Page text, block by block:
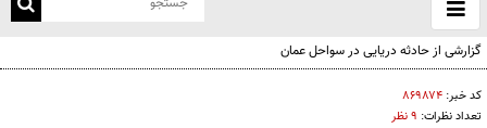
باز
و
گزارشی از حادثه دریایی در سواحل عمان
کد خبر: ۸۶۹۸۷۴
تعداد نظرات: ۹ نظر